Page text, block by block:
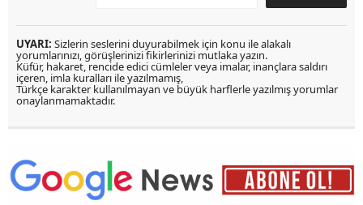
UYARI: Sizlerin seslerini duyurabilmek için konu ile alakalı
yorumlarınızı, görüşlerinizi fikirlerinizi mutlaka yazın.
Küfür, hakaret, rencide edici cümleler veya imalar, inançlara saldırı
içeren, imla kuralları ile yazılmamış,
Türkçe karakter kullanılmayan ve büyük harflerle yazılmış yorumlar
onaylanmamaktadır.